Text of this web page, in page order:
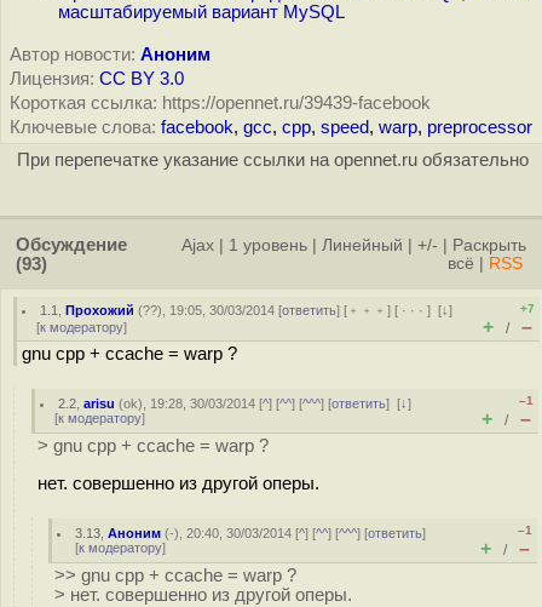
масштабируемый вариант MySQL
Автор новости: Аноним
Лицензия: CC BY 3.0
Короткая ссылка: https://opennet.ru/39439-facebook
Ключевые слова: facebook, gcc, cpp, speed, warp, preprocessor
При перепечатке указание ссылки на opennet.ru обязательно
Обсуждение
(93)
Ajax 1 уровень Линейный +/-
Раскрыть
всё
RSS
1.1 ,Прохожий (??), 19:05, 30/03/2014 [ответить] [ ﹢﹢﹢] [ · · ·][↓]
[к модератору]
+7
+ / –
gnu cpp + ccache = warp ?
2.2 ,arisu (ok), 19:28, 30/03/2014 [^] [^^] [^^^] [ответить][↓]
[к модератору]
–1
+ / –
> gnu cpp + ccache = warp ?
нет. совершенно из другой оперы.
3.13 ,Аноним (-), 20:40, 30/03/2014 [^] [^^] [^^^] [ответить]
[к модератору]
–1
+ / –
>> gnu cpp + ccache = warp ?
> нет. совершенно из другой оперы.